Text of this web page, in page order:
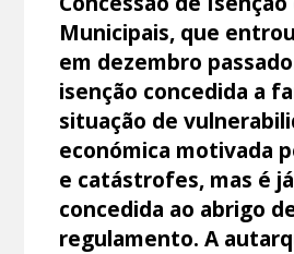
Municipais, que
em dezembro
isenção concedida a
situação de
económica motivada
e catástrofes, mas é
concedida ao abrigo
regulamento. A